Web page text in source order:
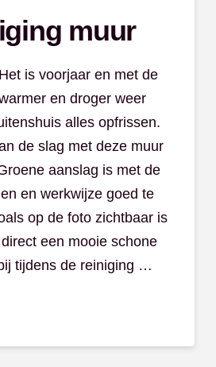
muur
is voorjaar en met de
en droger weer
alles opfrissen.
de slag met deze muur
aanslag is met de
en werkwijze goed te
op de foto zichtbaar is
een mooie schone
tijdens de reiniging …